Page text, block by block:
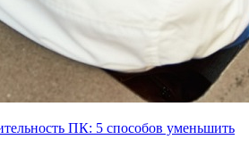
ПК: 5 способов уменьшить